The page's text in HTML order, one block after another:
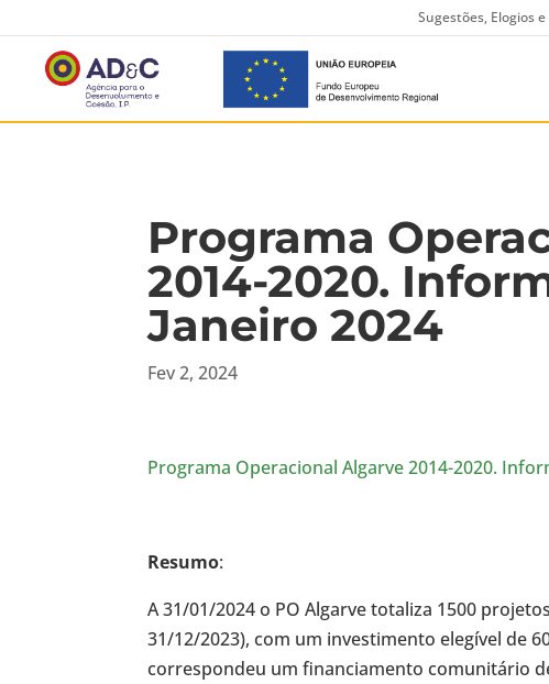
Sugestões, Elogios
Programa
2014-2020.
Janeiro 2024
Fev 2, 2024
Programa Operacional Algarve 2014-2020.
Resumo:
A 31/01/2024 o PO Algarve totaliza 1500
31/12/2023), com um investimento elegível de
correspondeu um financiamento comunitário